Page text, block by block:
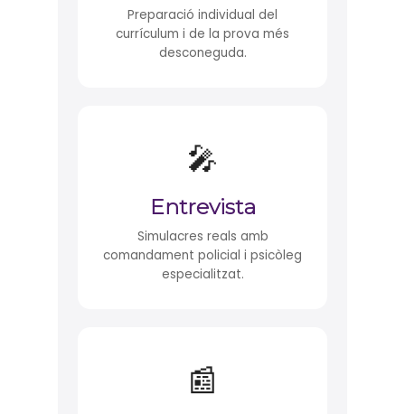
Preparació individual del
currículum i de la prova més
desconeguda.
🎤
Entrevista
Simulacres reals amb
comandament policial i psicòleg
especialitzat.
📰